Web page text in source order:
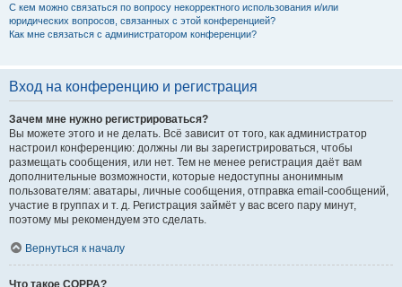
С кем можно связаться по вопросу некорректного использования и/или
юридических вопросов, связанных с этой конференцией?
Как мне связаться с администратором конференции?
Вход на конференцию и регистрация
Зачем мне нужно регистрироваться?
Вы можете этого и не делать. Всё зависит от того, как администратор
настроил конференцию: должны ли вы зарегистрироваться, чтобы
размещать сообщения, или нет. Тем не менее регистрация даёт вам
дополнительные возможности, которые недоступны анонимным
пользователям: аватары, личные сообщения, отправка email-сообщений,
участие в группах и т. д. Регистрация займёт у вас всего пару минут,
поэтому мы рекомендуем это сделать.
Вернуться к началу
Что такое COPPA?